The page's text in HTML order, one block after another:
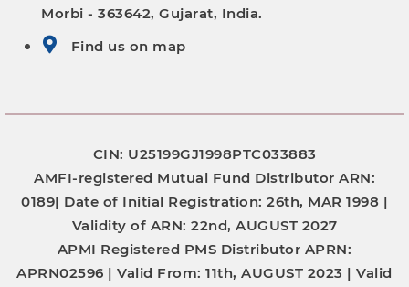
Morbi - 363642, Gujarat, India.
Find us on map
CIN: U25199GJ1998PTC033883
AMFI-registered Mutual Fund Distributor ARN:
0189| Date of Initial Registration: 26th, MAR 1998 |
Validity of ARN: 22nd, AUGUST 2027
APMI Registered PMS Distributor APRN:
APRN02596 |Valid From: 11th, AUGUST 2023 |Valid